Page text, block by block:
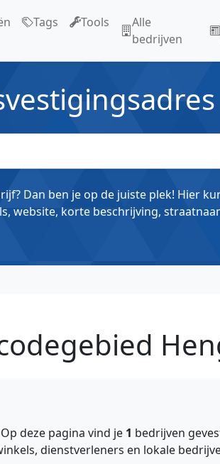
Tags Tools
Alle
bedrijven
Dan ben je op de juiste plek! Hier
website, korte beschrijving,
Op deze pagina vind je 1 bedrijven
dienstverleners en lokale